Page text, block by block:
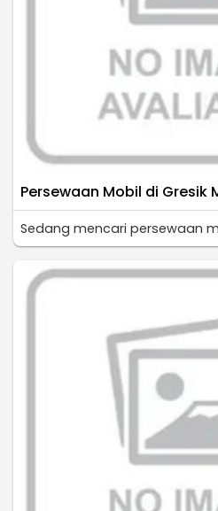
Persewaan Mobil di Gresik
Sedang mencari persewaan